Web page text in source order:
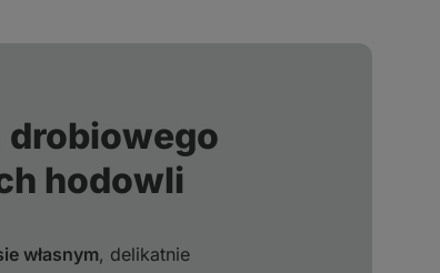
drobiowego
hodowli
własnym, delikatnie